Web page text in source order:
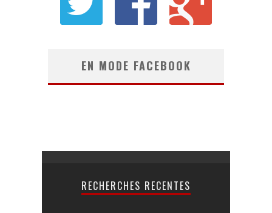
EN MODE FACEBOOK
RECHERCHES RECENTES